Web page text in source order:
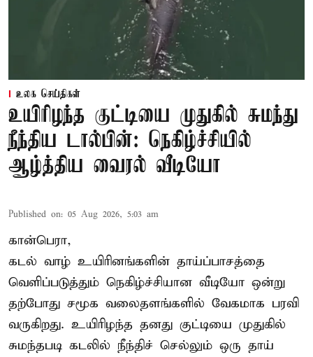
உலக செய்திகள்
உயிரிழந்த குட்டியை முதுகில் சுமந்து
நீந்திய டால்பின்: நெகிழ்ச்சியில்
ஆழ்த்திய வைரல் வீடியோ
Published on: 05 Aug 2026, 5:03 am
கான்பெரா,
கடல் வாழ் உயிரினங்களின் தாய்ப்பாசத்தை
வெளிப்படுத்தும் நெகிழ்ச்சியான வீடியோ ஒன்று
தற்போது சமூக வலைதளங்களில் வேகமாக பரவி
வருகிறது. உயிரிழந்த தனது குட்டியை முதுகில்
சுமந்தபடி கடலில் நீந்திச் செல்லும் ஒரு தாய்